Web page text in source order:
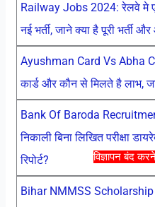
विज्ञापन बंद
Railway Jobs 2024: रेलवे मे
नई भर्ती, जाने क्या है पूरी भर्ती
Ayushman Card Vs Abha
कार्ड और कौन से मिलते है लाभ,
Bank Of Baroda
निकाली बिना लिखित परीक्षा
रिपोर्ट?
Bihar NMMSS Scholarship